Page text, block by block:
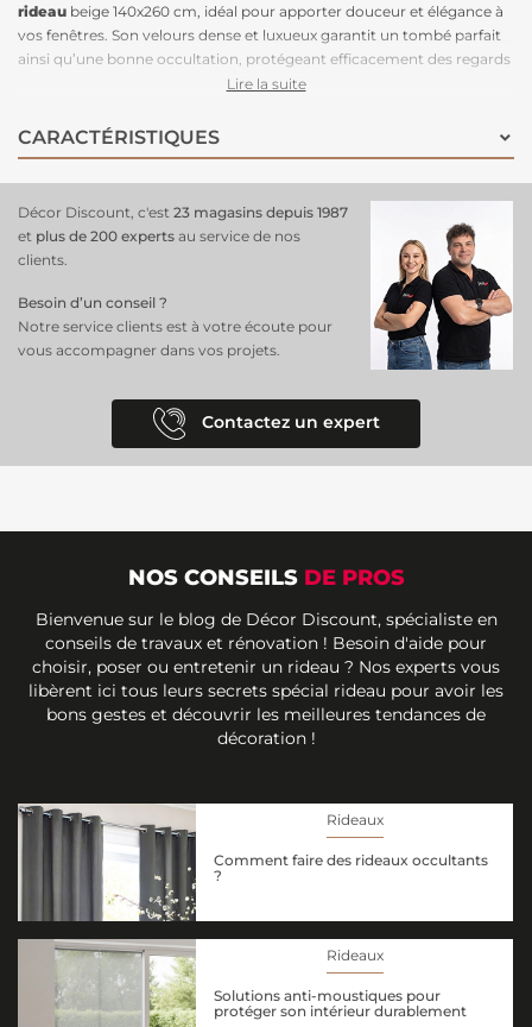
rideau beige 140x260 cm, idéal pour apporter douceur et élégance à
vos fenêtres. Son velours dense et luxueux garantit un tombé parfait
ainsi qu’une bonne occultation, protégeant efficacement des regards
tout en tamisant la lumière. La teinte beige naturelle, sobre et
déco, du plus classique au moderne. Grâce au galon fronceur, ce
rideau s’adapte facilement aux tringles munies de crochets ou de
dimensions généreuses, il convient parfaitement aux fenêtres
standard et aux baies vitrées, alliant praticité et esthétique pour un
intérieur accueillant et chic.
Lire la suite
CARACTÉRISTIQUES
Décor Discount, c'est 23 magasins depuis 1987
et plus de 200 experts au service de nos
clients.
Besoin d’un conseil ?
Notre service clients est à votre écoute pour
vous accompagner dans vos projets.
Contactez un expert
NOS CONSEILS DE PROS
Bienvenue sur le blog de Décor Discount, spécialiste en
conseils de travaux et rénovation ! Besoin d'aide pour
choisir, poser ou entretenir un rideau ? Nos experts vous
libèrent ici tous leurs secrets spécial rideau pour avoir les
bons gestes et découvrir les meilleures tendances de
décoration !
Rideaux
Comment faire des rideaux occultants
?
Rideaux
Solutions anti-moustiques pour
protéger son intérieur durablement